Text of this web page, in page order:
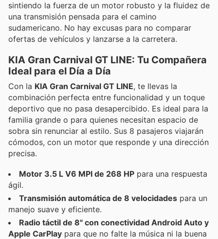
sintiendo la fuerza de un motor robusto y la fluidez de
una transmisión pensada para el camino
sudamericano. No hay excusas para no comparar
ofertas de vehículos y lanzarse a la carretera.
KIA Gran Carnival GT LINE: Tu Compañera
Ideal para el Día a Día
Con la KIA Gran Carnival GT LINE, te llevas la
combinación perfecta entre funcionalidad y un toque
deportivo que no pasa desapercibido. Es ideal para la
familia grande o para quienes necesitan espacio de
sobra sin renunciar al estilo. Sus 8 pasajeros viajarán
cómodos, con un motor que responde y una dirección
precisa.
Motor 3.5 L V6 MPI de 268 HP para una respuesta
ágil.
Transmisión automática de 8 velocidades para un
manejo suave y eficiente.
Radio táctil de 8" con conectividad Android Auto y
Apple CarPlay para que no falte la música ni la buena